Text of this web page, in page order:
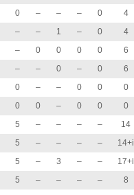
0 – – – 0 4
– – 1 – 0 4
– 0 0 0 0 6
– – 0 – 0 6
0 – – 0 0 0
0 0 – 0 0 0
5 – – – – 14
5 – – – – 14+i
5 – 3 – – 17+i
5 – – – – 8